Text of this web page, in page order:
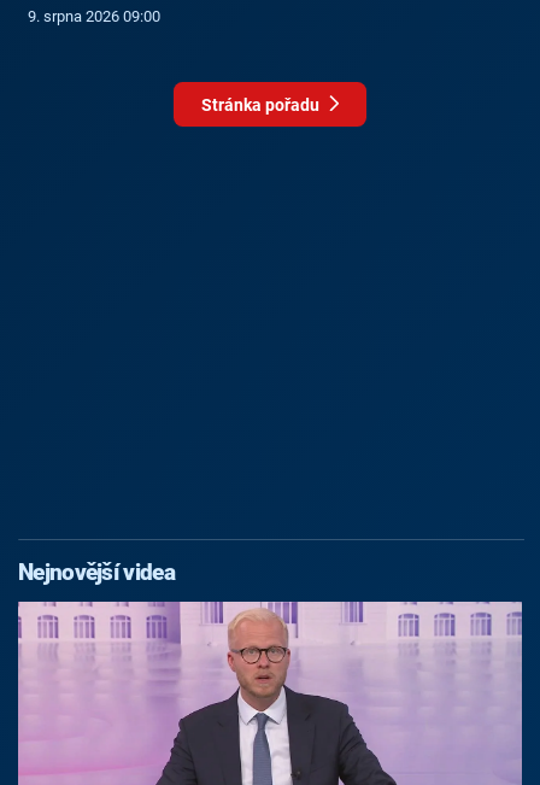
9. srpna 2026 09:00
Stránka pořadu
Nejnovější videa